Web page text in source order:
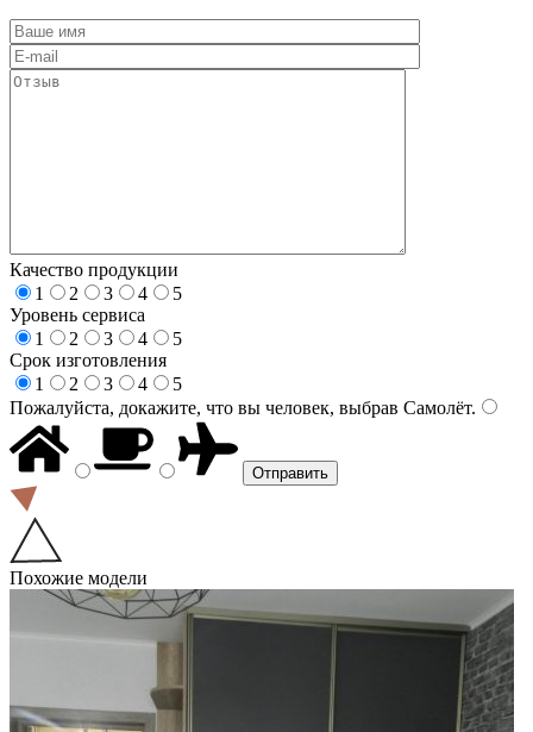
Качество продукции
1
2 3 4
5
Уровень сервиса
1
2 3 4
5
Срок изготовления
1
2 3 4
5
Пожалуйста, докажите, что вы человек, выбрав Самолёт.
Похожие модели